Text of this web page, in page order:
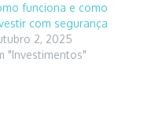
funciona e como
com segurança
2, 2025
"Investimentos"